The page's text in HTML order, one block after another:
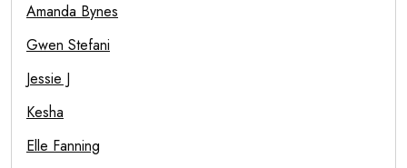
Amanda Bynes
Gwen Stefani
Jessie J
Kesha
Elle Fanning